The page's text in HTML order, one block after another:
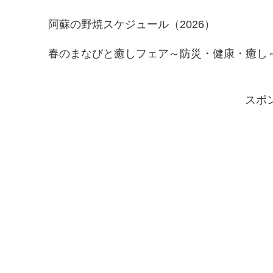
阿蘇の野焼スケジュール（2026）
春のまなびと癒しフェア～防災・健康・癒し
スポ